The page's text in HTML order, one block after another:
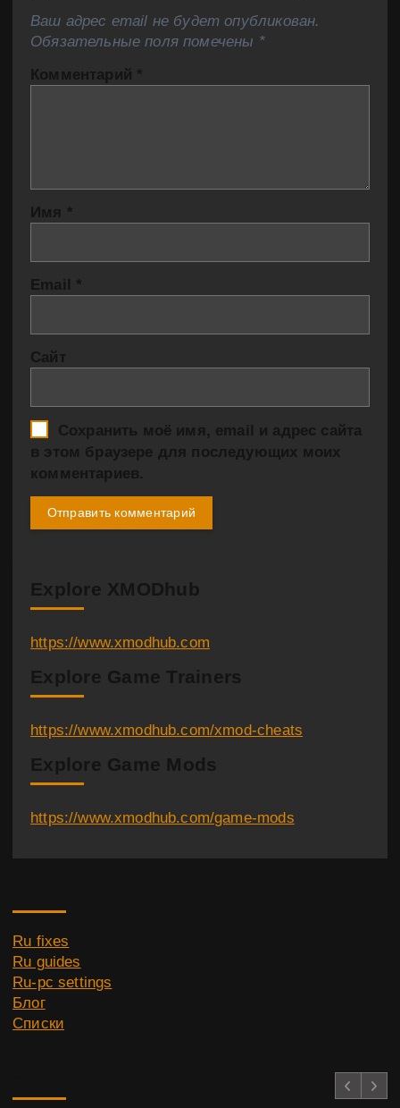
Ваш адрес email не будет опубликован.
Обязательные поля помечены *
Комментарий *
Имя *
Email *
Сайт
Сохранить моё имя, email и адрес сайта
в этом браузере для последующих моих
комментариев.
Explore XMODhub
https://www.xmodhub.com
Explore Game Trainers
https://www.xmodhub.com/xmod-cheats
Explore Game Mods
https://www.xmodhub.com/game-mods
Ru fixes
Ru guides
Ru-pc settings
Блог
Списки